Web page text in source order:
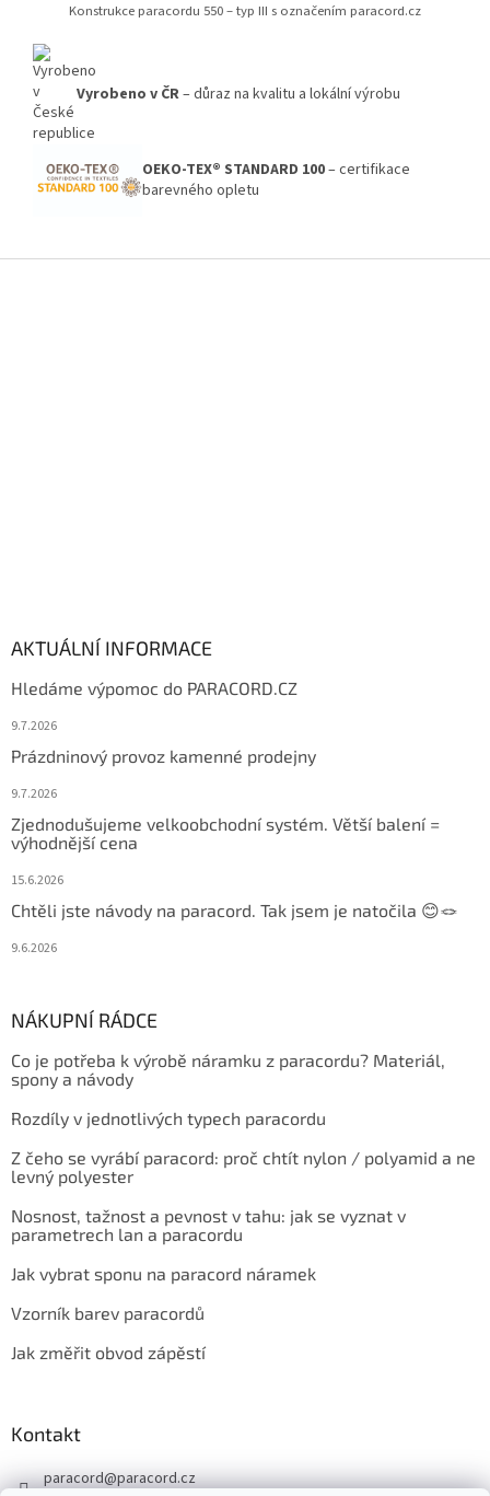
Konstrukce paracordu 550 – typ III s označením paracord.cz
Vyrobeno v ČR– důraz na kvalitu a lokální výrobu
OEKO-TEX® STANDARD 100– certifikace
barevného opletu
AKTUÁLNÍ INFORMACE
Hledáme výpomoc do PARACORD.CZ
9.7.2026
Prázdninový provoz kamenné prodejny
9.7.2026
Zjednodušujeme velkoobchodní systém. Větší balení =
výhodnější cena
15.6.2026
Chtěli jste návody na paracord. Tak jsem je natočila 😊🪢
9.6.2026
NÁKUPNÍ RÁDCE
Co je potřeba k výrobě náramku z paracordu? Materiál,
spony a návody
Rozdíly v jednotlivých typech paracordu
Z čeho se vyrábí paracord: proč chtít nylon / polyamid a ne
levný polyester
Nosnost, tažnost a pevnost v tahu: jak se vyznat v
parametrech lan a paracordu
Jak vybrat sponu na paracord náramek
Vzorník barev paracordů
Jak změřit obvod zápěstí
Kontakt
paracord@paracord.cz